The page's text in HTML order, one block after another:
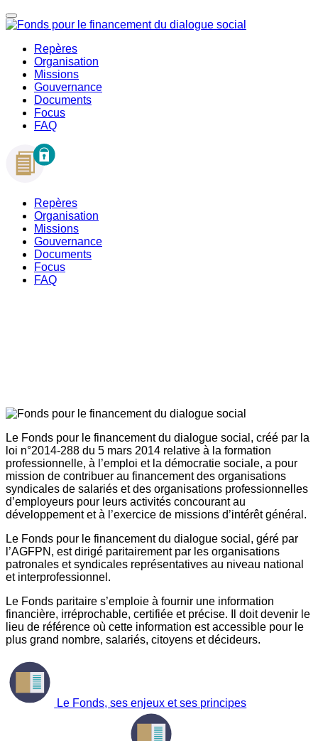
Repères
Organisation
Missions
Gouvernance
Documents
Focus
FAQ
Repères
Organisation
Missions
Gouvernance
Documents
Focus
FAQ
Le Fonds pour le financement du dialogue social, créé par la
loi n°2014-288 du 5 mars 2014 relative à la formation
professionnelle, à l’emploi et la démocratie sociale, a pour
mission de contribuer au financement des organisations
syndicales de salariés et des organisations professionnelles
d’employeurs pour leurs activités concourant au
développement et à l’exercice de missions d’intérêt général.
Le Fonds pour le financement du dialogue social, géré par
l’AGFPN, est dirigé paritairement par les organisations
patronales et syndicales représentatives au niveau national
et interprofessionnel.
Le Fonds paritaire s’emploie à fournir une information
financière, irréprochable, certifiée et précise. Il doit devenir le
lieu de référence où cette information est accessible pour le
plus grand nombre, salariés, citoyens et décideurs.
Le Fonds, ses enjeux et ses principes